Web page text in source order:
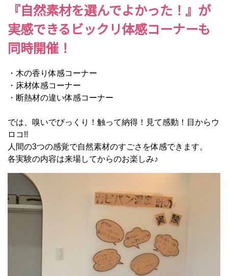
『自然素材を選んでよかった！』が
実感できるビックリ体感コーナーも
同時開催！
・木の香り体感コーナー
・床材体感コーナー
・断熱材の違い体感コーナー
では、嗅いでびっくり！触って納得！見て感動！目からウ
ロコ!!
人間の3つの感覚で自然素材のすごさを体感できます。
各実験の内容は来場してからのお楽しみ♪